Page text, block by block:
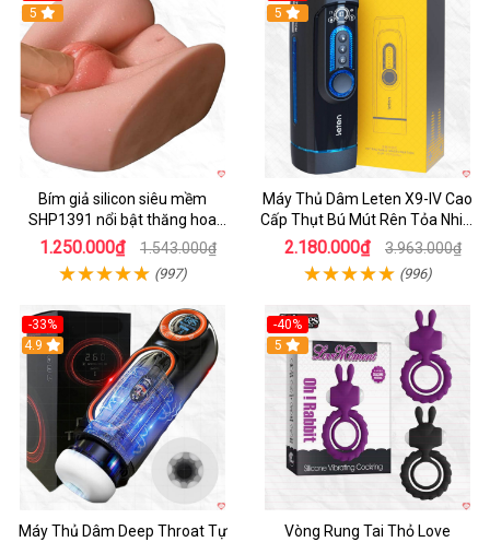
Hot
5
Bím giả silicon siêu mềm
SHP1391 nổi bật thăng hoa
hoàn hảo
1.250.000₫ 1.543.000₫
(997)
Hot
5
Máy Thủ Dâm Leten X9-IV Cao
Cấp Thụt Bú Mút Rên Tỏa Nhiệt
Sạc Pin
2.180.000₫ 3.963.000₫
(996)
-33%
Hot
4.9
Máy Thủ Dâm Deep Throat Tự
-40%
5
Vòng Rung Tai Thỏ Love